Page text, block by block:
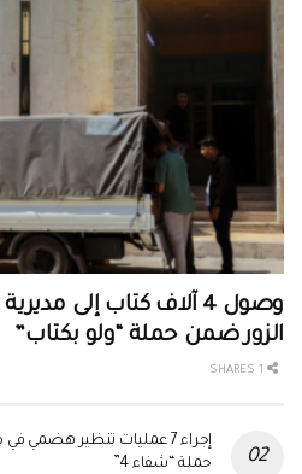
وصول 4 آلاف كتاب إلى
الزور ضمن حملة “ولو بكتاب”
إجراء 7 عمليات تنظير
حملة “شفاء 4”